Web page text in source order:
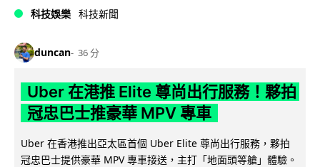
科技娛樂 科技新聞
duncan 36 分
Uber 在港推 Elite 尊尚出行服務！夥拍
冠忠巴士推豪華 MPV 專車
Uber 在香港推出亞太區首個 Uber Elite 尊尚出行服務，夥拍
冠忠巴士提供豪華 MPV 專車接送，主打「地面頭等艙」體驗。